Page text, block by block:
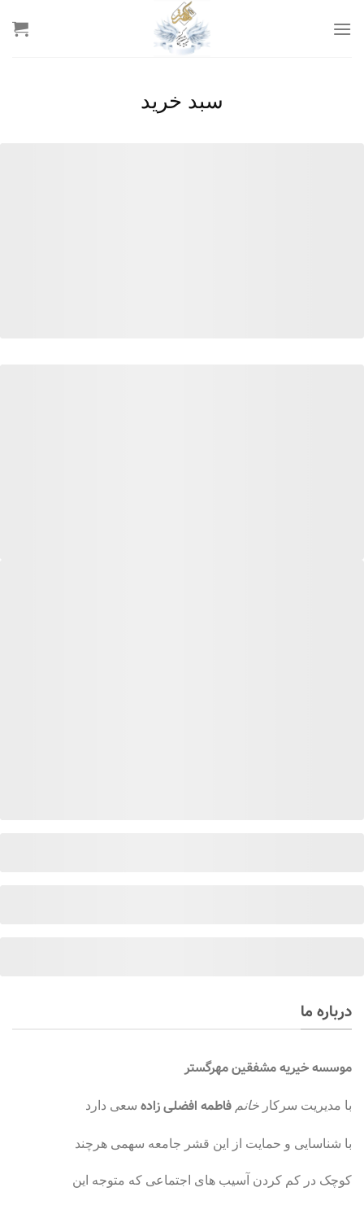
سبد خرید
درباره ما
موسسهخیریه مشفقین مهرگستر
با مدیریت سرکار خانم فاطمه افضلی زاده سعی دارد
با شناسایی و حمایت از این قشر جامعه سهمی هرچند
کوچک در کم کردن آسیب های اجتماعی که متوجه این